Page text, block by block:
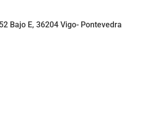
Bajo E, 36204 Vigo- Pontevedra